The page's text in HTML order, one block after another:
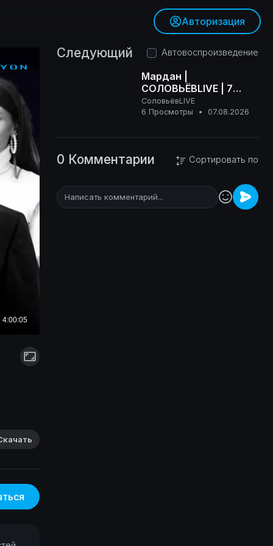
Авторизация
Следующий Автовоспроизведение
Мардан |
СОЛОВЬЁВLIVE | 7
августа 2026 года
СоловьёвLIVE
6 Просмотры
• 07.08.2026
0 Комментарии Сортировать по